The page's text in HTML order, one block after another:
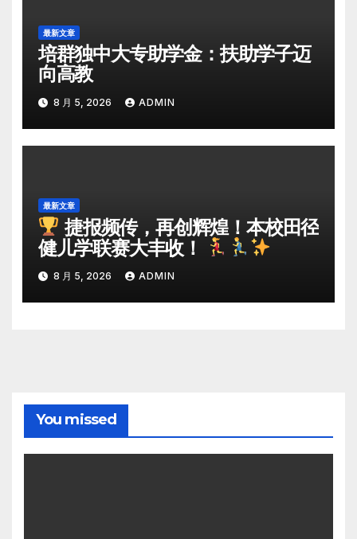
最新文章
培群独中大专助学金：扶助学子迈
向高教
8 月 5, 2026 ADMIN
最新文章
捷报频传，再创辉煌！本校田径
健儿学联赛大丰收！
8 月 5, 2026 ADMIN
You missed